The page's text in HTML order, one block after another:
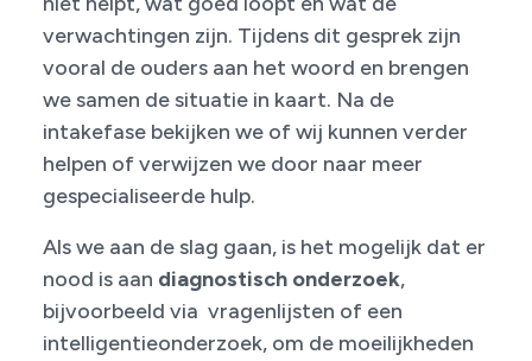
verwachtingen zijn. Tijdens dit gesprek zijn
vooral de ouders aan het woord en brengen
we samen de situatie in kaart. Na de
intakefase bekijken we of wij kunnen verder
helpen of verwijzen we door naar meer
gespecialiseerde hulp.
Als we aan de slag gaan, is het mogelijk dat er
nood is aan diagnostisch onderzoek,
bijvoorbeeld via vragenlijsten of een
intelligentieonderzoek, om de moeilijkheden